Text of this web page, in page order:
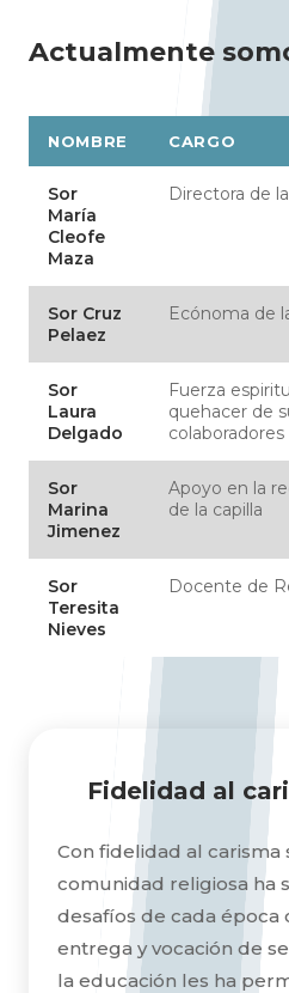
Actualmente
NOMBRE CARGO
Sor
María
Cleofe
Maza
Directora de
Sor Cruz
Pelaez
Ecónoma de
Sor
Laura
Delgado
Fuerza
quehacer de
colaboradores
Sor
Marina
Jimenez
Apoyo en la
de la capilla
Sor
Teresita
Nieves
Docente de
Fidelidad al
Con fidelidad al carisma
comunidad religiosa ha
desafíos de cada época
entrega y vocación de
la educación les ha